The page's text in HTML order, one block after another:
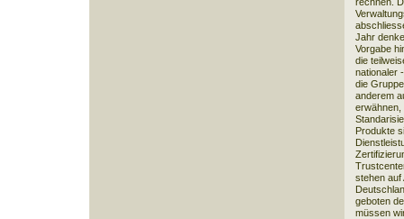
Jahr
Vorgabe
die
nationaler
die
anderem
erwähnen,
Produkte
stehen auf
geboten
müssen